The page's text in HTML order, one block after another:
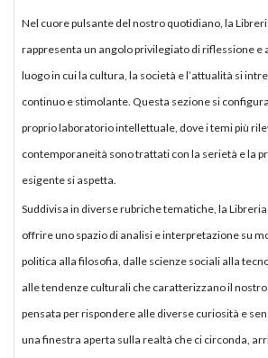
Nel cuore pulsante del nostro quotidiano, la
rappresenta un angolo privilegiato di riflessione e
luogo in cui la cultura, la società e l’attualità si
continuo e stimolante. Questa sezione si
proprio laboratorio intellettuale, dove i temi più
contemporaneità sono trattati con la serietà e la
esigente si aspetta.
Suddivisa in diverse rubriche tematiche, la
offrire uno spazio di analisi e interpretazione su
politica alla filosofia, dalle scienze sociali alla
alle tendenze culturali che caratterizzano il nostro
pensata per rispondere alle diverse curiosità e
una finestra aperta sulla realtà che ci circonda,